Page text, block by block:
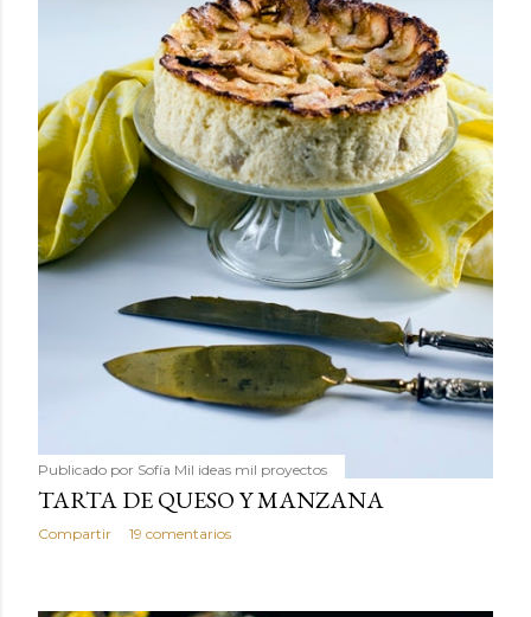
Publicado por Sofía Mil ideas mil proyectos
TARTA DE QUESO Y MANZANA
Compartir 19 comentarios